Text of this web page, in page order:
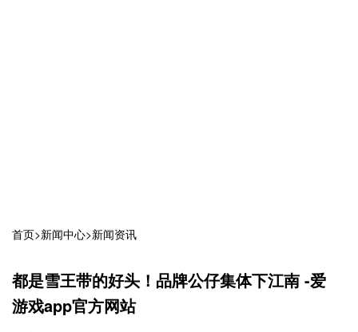
首页>新闻中心>新闻资讯
都是雪王带的好头！品牌公仔集体下江南 -爱
游戏app官方网站